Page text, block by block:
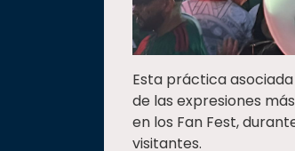
Esta práctica
de las expresiones
en los Fan Fest,
visitantes.